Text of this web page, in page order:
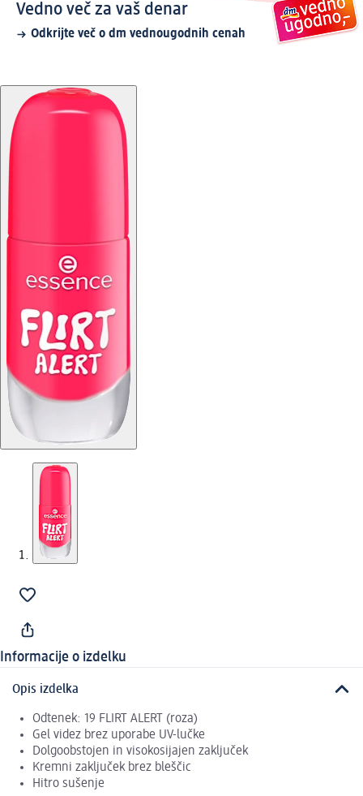
Vedno več za vaš denar
Odkrijte več o dm vednougodnih cenah
Informacije o izdelku
Opis izdelka
Odtenek: 19 FLIRT ALERT (roza)
Gel videz brez uporabe UV-lučke
Dolgoobstojen in visokosijajen zaključek
Kremni zaključek brez bleščic
Hitro sušenje